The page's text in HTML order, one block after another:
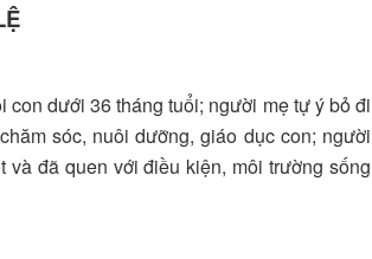
dưới 36 tháng tuổi; người mẹ tự ý bỏ đi
sóc, nuôi dưỡng, giáo dục con; người
đã quen với điều kiện, môi trường sống